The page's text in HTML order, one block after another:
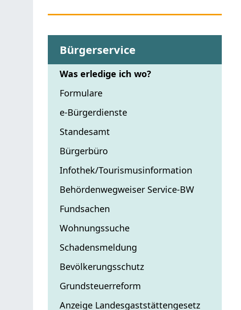
Bürgerservice
Was erledige ich wo?
Formulare
e-Bürgerdienste
Standesamt
Bürgerbüro
Infothek/Tourismusinformation
Behördenwegweiser Service-BW
Fundsachen
Wohnungssuche
Schadensmeldung
Bevölkerungsschutz
Grundsteuerreform
Anzeige Landesgaststättengesetz